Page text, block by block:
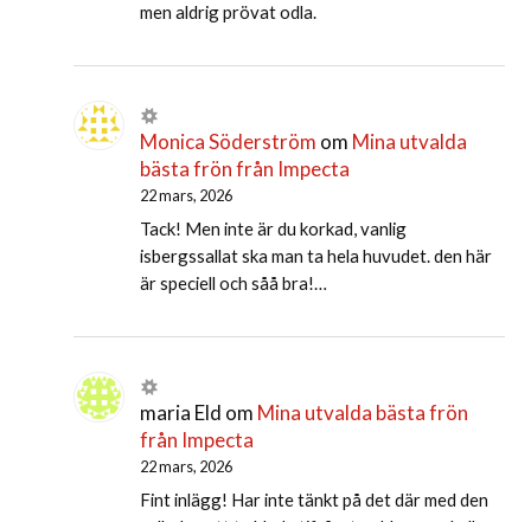
men aldrig prövat odla.
Monica Söderström om Mina utvalda
bästa frön från Impecta
22 mars, 2026
Tack! Men inte är du korkad, vanlig
isbergssallat ska man ta hela huvudet. den här
är speciell och såå bra!…
maria Eld om Mina utvalda bästa frön
från Impecta
22 mars, 2026
Fint inlägg! Har inte tänkt på det där med den